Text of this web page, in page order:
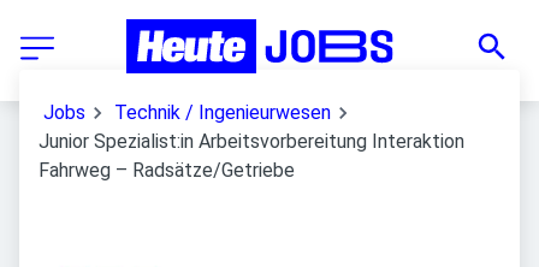
Jobs
Technik / Ingenieurwesen
Junior Spezialist:in Arbeitsvorbereitung Interaktion
Fahrweg – Radsätze/Getriebe